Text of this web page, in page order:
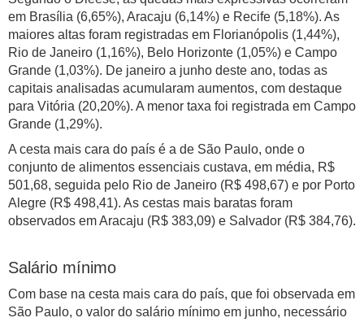
em Brasília (6,65%), Aracaju (6,14%) e Recife (5,18%). As
maiores altas foram registradas em Florianópolis (1,44%),
Rio de Janeiro (1,16%), Belo Horizonte (1,05%) e Campo
Grande (1,03%). De janeiro a junho deste ano, todas as
capitais analisadas acumularam aumentos, com destaque
para Vitória (20,20%). A menor taxa foi registrada em Campo
Grande (1,29%).
A cesta mais cara do país é a de São Paulo, onde o
conjunto de alimentos essenciais custava, em média, R$
501,68, seguida pelo Rio de Janeiro (R$ 498,67) e por Porto
Alegre (R$ 498,41). As cestas mais baratas foram
observados em Aracaju (R$ 383,09) e Salvador (R$ 384,76).
Salário mínimo
Com base na cesta mais cara do país, que foi observada em
São Paulo, o valor do salário mínimo em junho, necessário